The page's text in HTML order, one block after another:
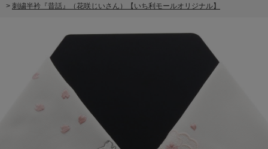
> 刺繍半衿『昔話』（花咲じいさん）【いち利モールオリジナル】